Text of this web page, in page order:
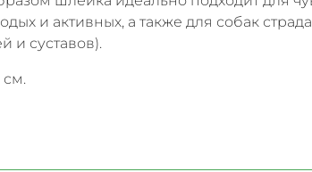
и активных, а также для собак
и суставов).
см.